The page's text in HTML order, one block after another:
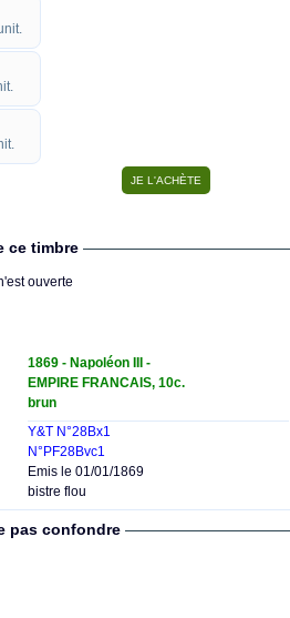
ce timbre
ouverte
1869 - Napoléon III -
EMPIRE FRANCAIS, 10c.
brun
Y&T N°28Bx1
N°PF28Bvc1
Emis le 01/01/1869
bistre flou
pas confondre